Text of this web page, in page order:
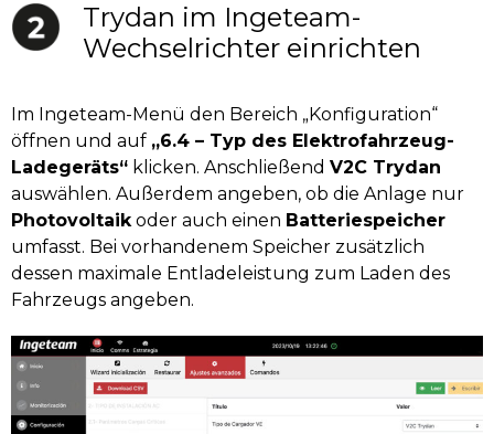
Trydan im Ingeteam-
Wechselrichter einrichten
Im Ingeteam-Menü den Bereich „Konfiguration“
öffnen und auf „6.4 – Typ des Elektrofahrzeug-
Ladegeräts“ klicken. Anschließend V2C Trydan
auswählen. Außerdem angeben, ob die Anlage nur
Photovoltaikoder auch einen Batteriespeicher
umfasst. Bei vorhandenem Speicher zusätzlich
dessen maximale Entladeleistung zum Laden des
Fahrzeugs angeben.